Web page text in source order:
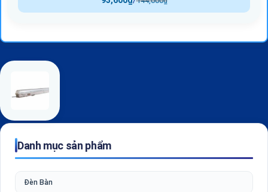
Danh mục sản phẩm
Đèn Bàn